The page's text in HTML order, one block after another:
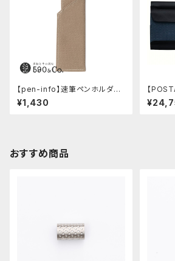
【pen-info】速筆ペンホルダー
590&Co.別注色 (ベージュ)
¥1,430
【
ルボッ
おすすめ商品